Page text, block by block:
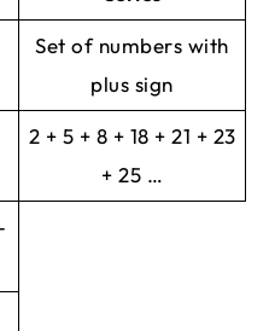
Set of numbers with
plus sign
2 + 5 + 8 + 18 + 21 + 23
+ 25 …